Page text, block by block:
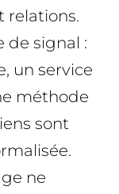
relations.
de signal :
un service
méthode
sont
ne